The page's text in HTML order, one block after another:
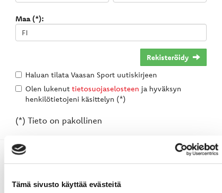
Tämä sivusto käyttää evästeitä
Maa (*):
Rekisteröidy
Haluan tilata Vaasan Sport uutiskirjeen
Olen lukenut tietosuojaselosteen ja hyväksyn
henkilötietojeni käsittelyn (*)
(*) Tieto on pakollinen